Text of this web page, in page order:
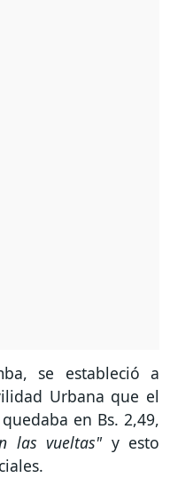
se estableció a
Urbana que el
en Bs. 2,49,
las vueltas" y esto